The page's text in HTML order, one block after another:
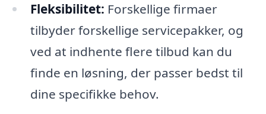
Fleksibilitet: Forskellige firmaer
tilbyder forskellige servicepakker, og
ved at indhente flere tilbud kan du
finde en løsning, der passer bedst til
dine specifikke behov.